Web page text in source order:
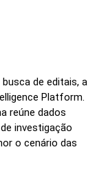
de editais, a
Platform.
reúne dados
investigação
o cenário das